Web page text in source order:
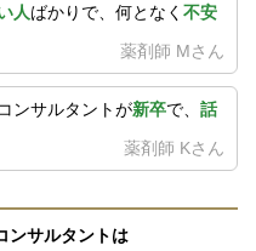
人ばかりで、何となく 不安
薬剤師 Mさん
ンサルタントが新卒で、 話
薬剤師 Kさん
ンサルタントは